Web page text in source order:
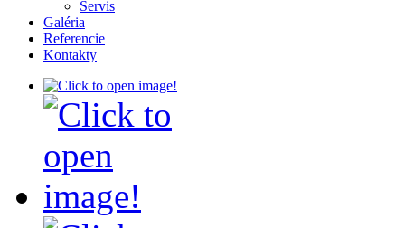
Servis
Galéria
Referencie
Kontakty